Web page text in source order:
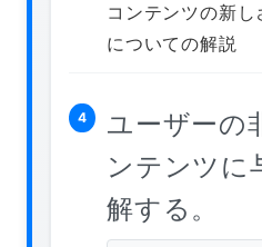
コンテンツの新
についての解説
4
ユーザーの
ンテンツに
解する。